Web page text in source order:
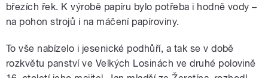
březích řek. K výrobě papíru bylo potřeba i hodně vody –
na pohon strojů i na máčení papíroviny.
To vše nabízelo i jesenické podhůří, a tak se v době
rozkvětu panství ve Velkých Losinách ve druhé polovině